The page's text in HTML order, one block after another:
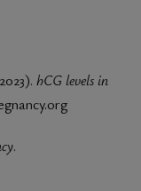
hCG levels in
.